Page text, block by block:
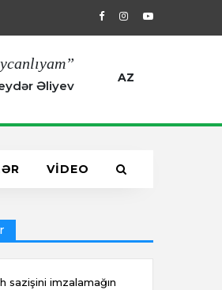
29.04.2022, 16:00 Artıq sülh
Əliyev
AZ
VİDEO
sazişini imzalamağın